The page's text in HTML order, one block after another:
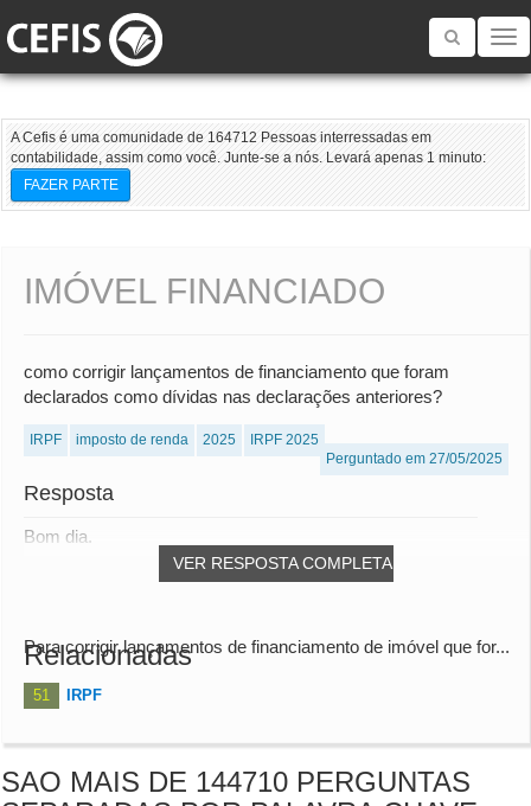
Toggle
A Cefis é uma comunidade de 164712 Pessoas interressadas em
contabilidade, assim como você. Junte-se a nós. Levará apenas 1 minuto:
FAZER PARTE
IMÓVEL FINANCIADO
como corrigir lançamentos de financiamento que foram
declarados como dívidas nas declarações anteriores?
IRPF imposto de renda 2025
IRPF 2025
Perguntado em 27/05/2025
Resposta
VER RESPOSTA COMPLETA
Bom dia.
Para corrigir lançamentos de financiamento de imóvel que for...
Relacionadas
51 IRPF
SAO MAIS DE 144710 PERGUNTAS